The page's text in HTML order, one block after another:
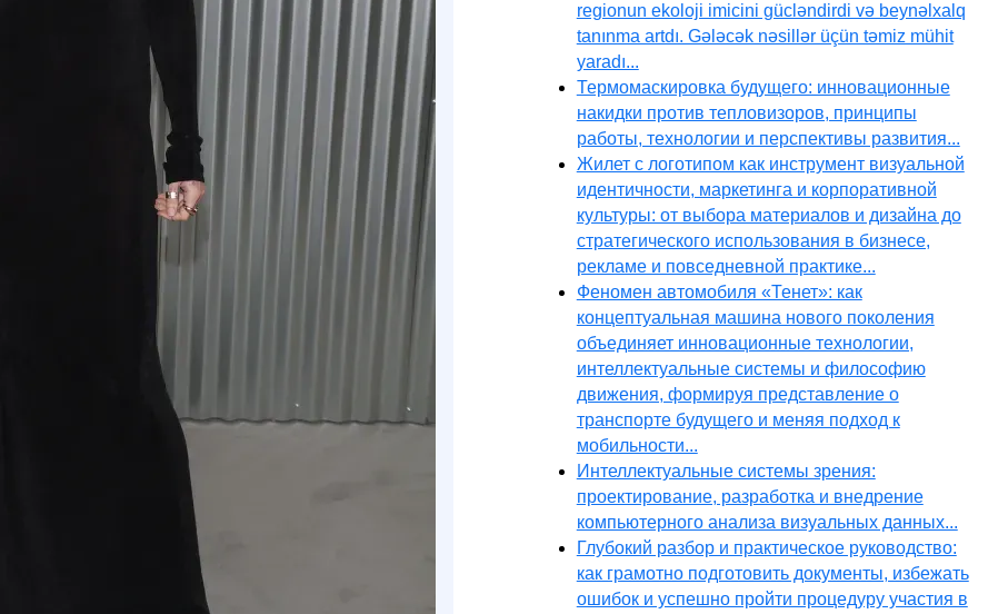
regionun ekoloji imicini gücləndirdi və beynəlxalq
tanınma artdı. Gələcək nəsillər üçün təmiz mühit
yaradı...
Термомаскировка будущего: инновационные
накидки против тепловизоров, принципы
работы, технологии и перспективы развития...
Жилет с логотипом как инструмент визуальной
идентичности, маркетинга и корпоративной
культуры: от выбора материалов и дизайна до
стратегического использования в бизнесе,
рекламе и повседневной практике...
Феномен автомобиля «Тенет»: как
концептуальная машина нового поколения
объединяет инновационные технологии,
интеллектуальные системы и философию
движения, формируя представление о
транспорте будущего и меняя подход к
мобильности...
Интеллектуальные системы зрения:
проектирование, разработка и внедрение
компьютерного анализа визуальных данных...
Глубокий разбор и практическое руководство:
как грамотно подготовить документы, избежать
ошибок и успешно пройти процедуру участия в